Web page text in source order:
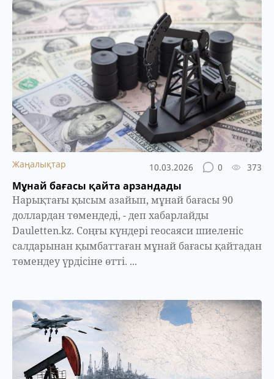
Жаңалықтар 10.03.2026 0 373
Мұнай бағасы қайта арзандады
Нарықтағы қысым азайып, мұнай бағасы 90
доллардан төмендеді, - деп хабарлайды
Dauletten.kz. Соңғы күндері геосаяси шиеленіс
салдарынан қымбаттаған мұнай бағасы қайтадан
төмендеу үрдісіне өтті. ...